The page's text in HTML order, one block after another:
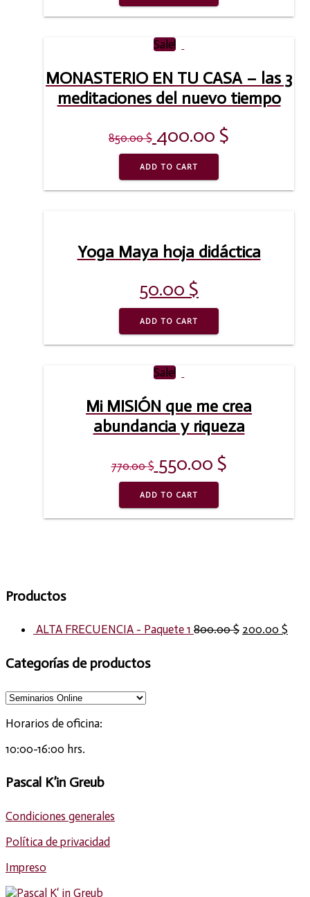
Sale!
MONASTERIO EN TU CASA – las 3
meditaciones del nuevo tiempo
850.00$ 400.00 $
ADD TO CART
Yoga Maya hoja didáctica
50.00 $
ADD TO CART
Sale!
Mi MISIÓN que me crea
abundancia y riqueza
770.00$ 550.00 $
ADD TO CART
Productos
ALTA FRECUENCIA - Paquete 1 800.00$ 200.00 $
Categorías de productos
Horarios de oficina:
10:00-16:00 hrs.
Pascal K’in Greub
Condiciones generales
Política de privacidad
Impreso